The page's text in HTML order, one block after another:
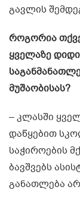
გავლის
როგორია
ყველაზე
მუშაობისას?
– კლასში
დაწყებით
საჭიროების
ბავშვებს
განათლება